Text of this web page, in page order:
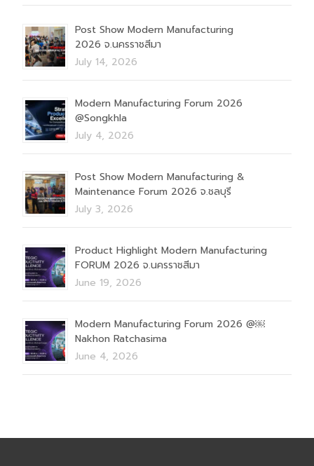
Post Show Modern Manufacturing
2026 จ.นครราชสีมา
July 14, 2026
Modern Manufacturing Forum 2026
@Songkhla
July 4, 2026
Post Show Modern Manufacturing &
Maintenance Forum 2026 จ.ชลบุรี
July 3, 2026
Product Highlight Modern Manufacturing
FORUM 2026 จ.นครราชสีมา
June 19, 2026
Modern Manufacturing Forum 2026 @￼
Nakhon Ratchasima
June 4, 2026